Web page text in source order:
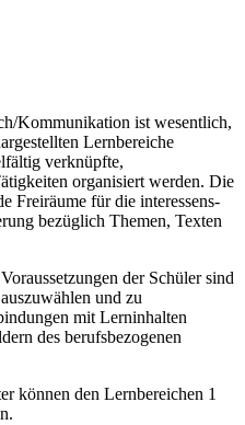
Kommunikation ist wesentlich,
Lernbereiche
verknüpfte,
organisiert werden. Die
Freiräume für die interessens-
bezüglich Themen, Texten
der Schüler sind
und zu
mit Lerninhalten
des berufsbezogenen
können den Lernbereichen 1